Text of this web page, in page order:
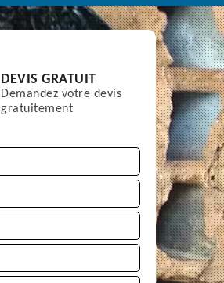
DEVIS GRATUIT
Demandez votre devis
gratuitement